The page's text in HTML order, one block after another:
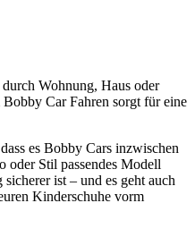
Wohnung, Haus oder
Car Fahren sorgt für eine
es Bobby Cars inzwischen
oder Stil passendes Modell
ist – und es geht auch
Kinderschuhe vorm